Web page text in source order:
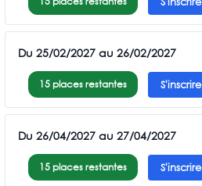
Du 25/02/2027 au 26/02/2027
15 places restantes S'inscrire
Du 26/04/2027 au 27/04/2027
15 places restantes S'inscrire